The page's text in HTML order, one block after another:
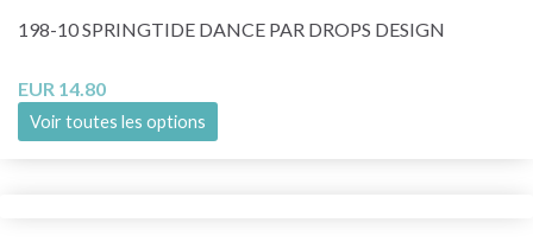
198-10 SPRINGTIDE DANCE PAR DROPS DESIGN
EUR 14.80
Voir toutes les options